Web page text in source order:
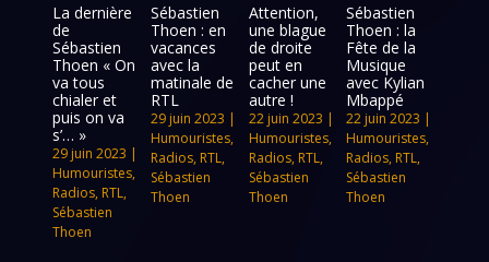
La dernière
de
Sébastien
Thoen « On
va tous
chialer et
puis on va
s’… »
29 juin 2023 |
Humouristes,
Radios, RTL,
Sébastien
Thoen
Sébastien
Thoen : en
vacances
avec la
matinale de
RTL
29 juin 2023 |
Humouristes,
Radios, RTL,
Sébastien
Thoen
Attention,
une blague
de droite
peut en
cacher une
autre !
22 juin 2023 |
Humouristes,
Radios, RTL,
Sébastien
Thoen
Sébastien
Thoen : la
Fête de la
Musique
avec Kylian
Mbappé
22 juin 2023 |
Humouristes,
Radios, RTL,
Sébastien
Thoen